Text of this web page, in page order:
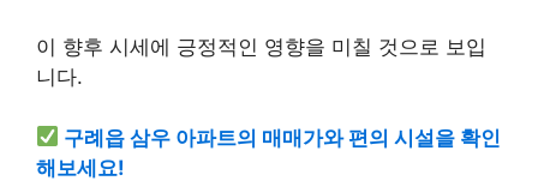
이 향후 시세에 긍정적인 영향을 미칠 것으로 보입
니다.
구례읍 삼우 아파트의 매매가와 편의 시설을 확인
해보세요!